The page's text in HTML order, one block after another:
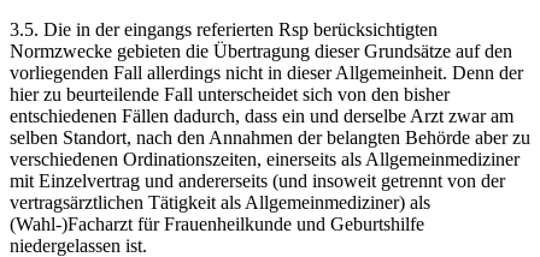
3.5. Die in der eingangs referierten Rsp berücksichtigten
Normzwecke gebieten die Übertragung dieser Grundsätze auf den
vorliegenden Fall allerdings nicht in dieser Allgemeinheit. Denn der
hier zu beurteilende Fall unterscheidet sich von den bisher
entschiedenen Fällen dadurch, dass ein und derselbe Arzt zwar am
selben Standort, nach den Annahmen der belangten Behörde aber zu
verschiedenen Ordinationszeiten, einerseits als Allgemeinmediziner
mit Einzelvertrag und andererseits (und insoweit getrennt von der
vertragsärztlichen Tätigkeit als Allgemeinmediziner) als
(Wahl-)Facharzt für Frauenheilkunde und Geburtshilfe
niedergelassen ist.